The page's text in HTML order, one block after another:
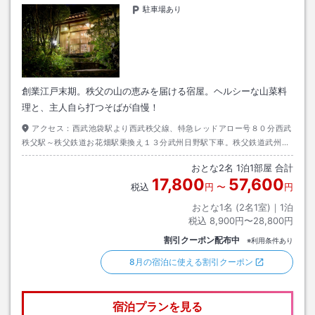
駐車場あり
創業江戸末期。秩父の山の恵みを届ける宿屋。ヘルシーな山菜料
理と、主人自ら打つそばが自慢！
アクセス： 西武池袋駅より西武秩父線、特急レッドアロー号８０分西武
秩父駅～秩父鉄道お花畑駅乗換え１３分武州日野駅下車。秩父鉄道武州日
野駅お迎え(15：00～17：00)可能。
おとな2名 1泊1部屋 合計
税込 17,800円 〜 57,600円
おとな1名 (2名1室)｜ 1泊
税込 8,900円〜28,800円
割引クーポン配布中 ※利用条件あり
8月の宿泊に使える割引クーポン
宿泊プランを見る